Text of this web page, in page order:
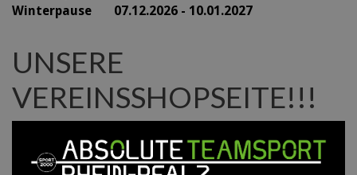
Winterpause 07.12.2026 - 10.01.2027
UNSERE
VEREINSSHOPSEITE!!!